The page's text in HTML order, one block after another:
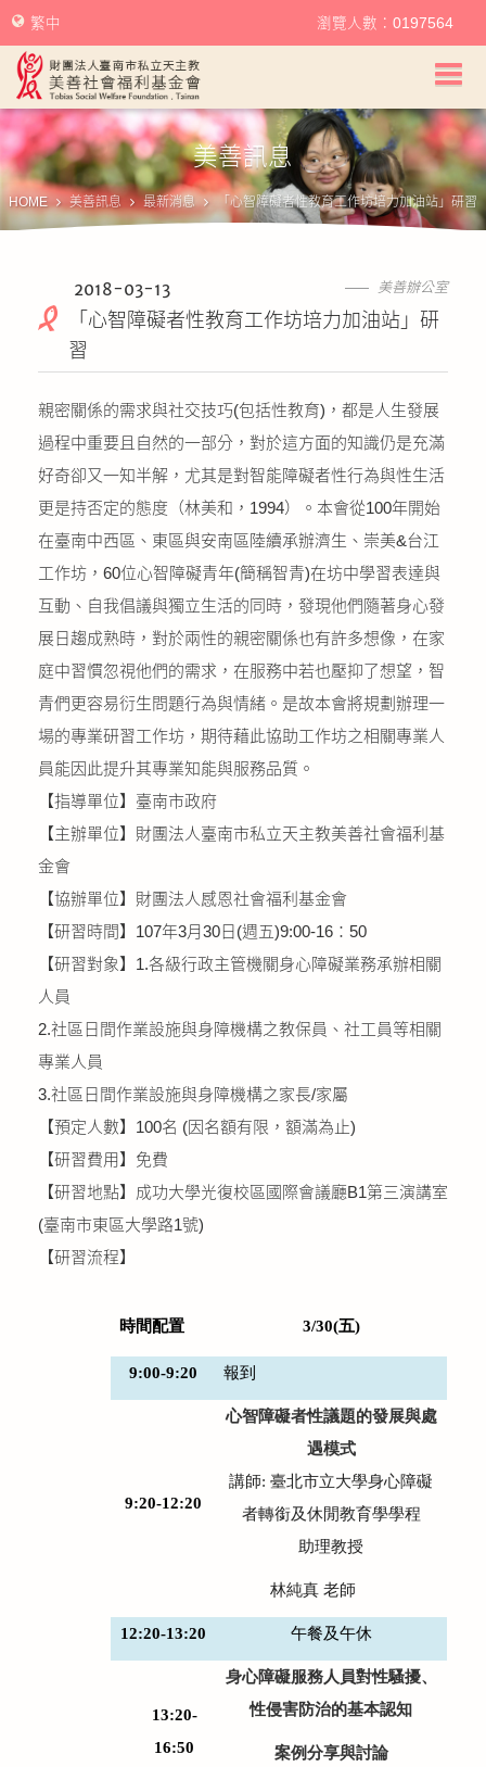
美善社會福利基金會首頁
關於美善
美善服務
我要捐款
捐款徵信
公益義賣
聯絡我們
網站地圖
繁中 瀏覽人數：0197564
美善訊息
HOME 美善訊息 最新消息 「心智障礙者性教育工作坊培力加油站」研習
美善辦公室
2018-03-13
「心智障礙者性教育工作坊培力加油站」研
習
親密關係的需求與社交技巧(包括性教育)，都是人生發展
過程中重要且自然的一部分，對於這方面的知識仍是充滿
好奇卻又一知半解，尤其是對智能障礙者性行為與性生活
更是持否定的態度（林美和，1994）。本會從100年開始
在臺南中西區、東區與安南區陸續承辦濟生、崇美&台江
工作坊，60位心智障礙青年(簡稱智青)在坊中學習表達與
互動、自我倡議與獨立生活的同時，發現他們隨著身心發
展日趨成熟時，對於兩性的親密關係也有許多想像，在家
庭中習慣忽視他們的需求，在服務中若也壓抑了想望，智
青們更容易衍生問題行為與情緒。是故本會將規劃辦理一
場的專業研習工作坊，期待藉此協助工作坊之相關專業人
員能因此提升其專業知能與服務品質。
【指導單位】臺南市政府
【主辦單位】財團法人臺南市私立天主教美善社會福利基
金會
【協辦單位】財團法人感恩社會福利基金會
【研習時間】107年3月30日(週五)9:00-16：50
【研習對象】1.各級行政主管機關身心障礙業務承辦相關
人員
2.社區日間作業設施與身障機構之教保員、社工員等相關
專業人員
3.社區日間作業設施與身障機構之家長/家屬
【預定人數】100名 (因名額有限，額滿為止)
【研習費用】免費
【研習地點】成功大學光復校區國際會議廳B1第三演講室
(臺南市東區大學路1號)
【研習流程】
時間配置 3/30(五)
9:00-9:20 報到
9:20-12:20
心智障礙者性議題的發展與處
遇模式
講師: 臺北市立大學身心障礙
者轉銜及休閒教育學學程
助理教授
林純真 老師
12:20-13:20 午餐及午休
13:20-
16:50
身心障礙服務人員對性騷擾、
性侵害防治的基本認知
案例分享與討論